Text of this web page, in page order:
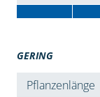
GERING
Pflanzenlänge